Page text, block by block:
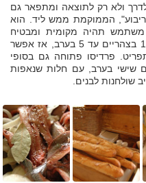
ולא רק לתוצאה ומתפאר גם
הממוקמת ממש ליד. הוא
תהיה מקומית ומבטיח
מחירים הוגנים, במיוחד בין השעות 12 בצהריים עד 5 בערב, אז אפשר
על כל התפריט. פרדיסו פתוחה גם בסופי
שישי בערב, עם חלות שנאפות
שולחנות לבנים.